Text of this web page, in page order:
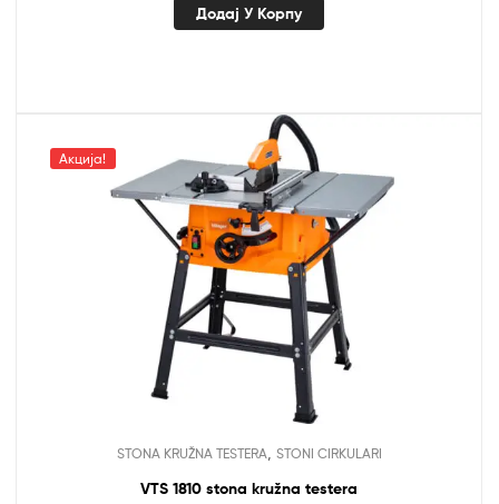
је
је:
Додај У Корпу
Акција!
STONA KRUŽNA TESTERA STONI CIRKULARI
VTS 1810 stona kružna testera